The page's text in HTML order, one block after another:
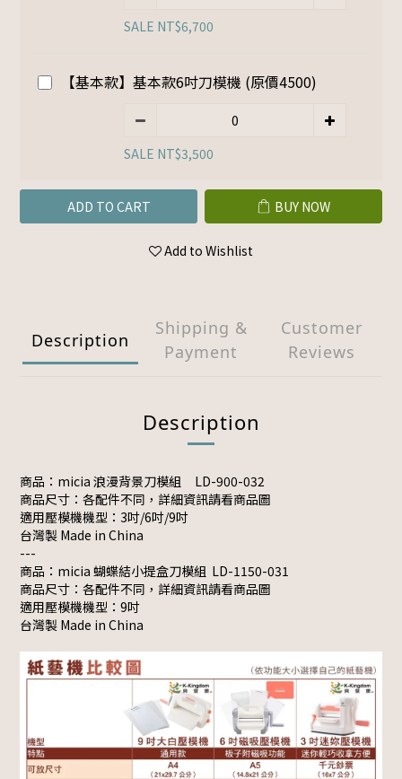
SALE NT$6,700
【基本款】基本款6吋刀模機 (原價4500)
SALE NT$3,500
ADD TO CART BUY NOW
Add to Wishlist
Description
Shipping &
Payment
Customer
Reviews
Description
商品：micia 浪漫背景刀模組
LD-900-032
商品尺寸：各配件不同，詳細資訊請看商品圖
適用壓模機機型：3吋/6吋/9吋
台灣製 Made in China
---
商品：micia 蝴蝶結小提盒刀模組 LD-1150-031
商品尺寸：各配件不同，詳細資訊請看商品圖
適用壓模機機型：9吋
台灣製 Made in China